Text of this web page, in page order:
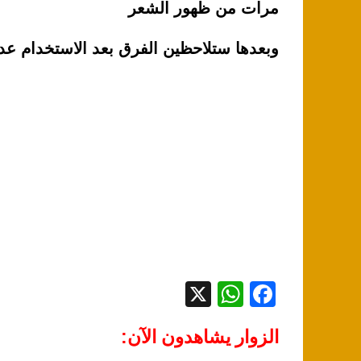
مرات من ظهور الشعر
وبعدها ستلاحظين الفرق بعد الاستخدام
F
c
W
at
الزوار يشاهدون الآن: